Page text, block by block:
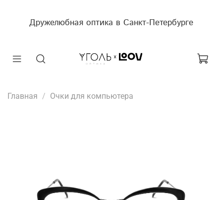
Дружелюбная оптика в Санкт-Петербурге
Главная Очки для компьютера